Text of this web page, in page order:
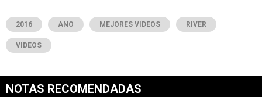
2016 ANO MEJORES VIDEOS RIVER
VIDEOS
NOTAS RECOMENDADAS